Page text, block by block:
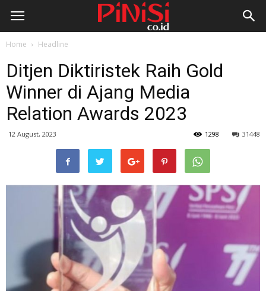
Home Headline
Ditjen Diktiristek Raih Gold
Winner di Ajang Media
Relation Awards 2023
12 August, 2023 31448
1298